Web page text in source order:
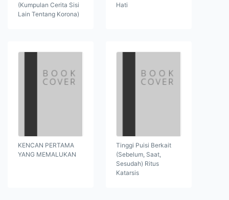
(Kumpulan Cerita Sisi
Lain Tentang Korona)
Hati
KENCAN PERTAMA
YANG MEMALUKAN
Tinggi Puisi Berkait
(Sebelum, Saat,
Sesudah) Ritus
Katarsis